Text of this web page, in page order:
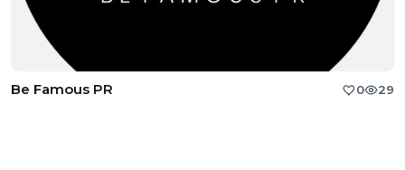
Be Famous PR 0 29